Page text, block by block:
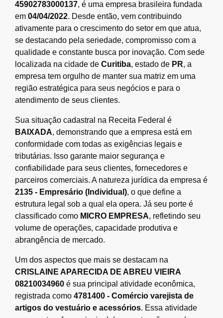
45902783000137, é uma empresa brasileira fundada
em 04/04/2022. Desde então, vem contribuindo
ativamente para o crescimento do setor em que atua,
se destacando pela seriedade, compromisso com a
qualidade e constante busca por inovação. Com sede
localizada na cidade de Curitiba, estado de PR, a
empresa tem orgulho de manter sua matriz em uma
região estratégica para seus negócios e para o
atendimento de seus clientes.
Sua situação cadastral na Receita Federal é
BAIXADA, demonstrando que a empresa está em
conformidade com todas as exigências legais e
tributárias. Isso garante maior segurança e
confiabilidade para seus clientes, fornecedores e
parceiros comerciais. A natureza jurídica da empresa é
2135 - Empresário (Individual), o que define a
estrutura legal sob a qual ela opera. Já seu porte é
classificado como MICRO EMPRESA, refletindo seu
volume de operações, capacidade produtiva e
abrangência de mercado.
Um dos aspectos que mais se destacam na
CRISLAINE APARECIDA DE ABREU VIEIRA
08210034960 é sua principal atividade econômica,
registrada como 4781400 - Comércio varejista de
artigos do vestuário e acessórios. Essa atividade